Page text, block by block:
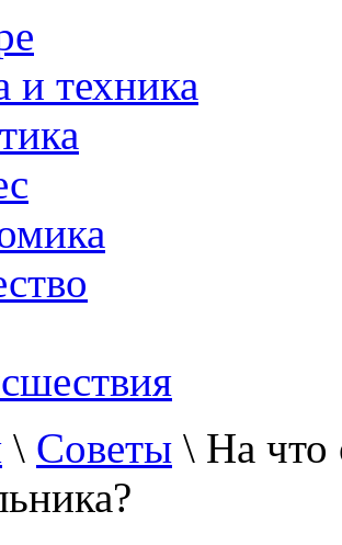
и техника
\ Советы \ На что